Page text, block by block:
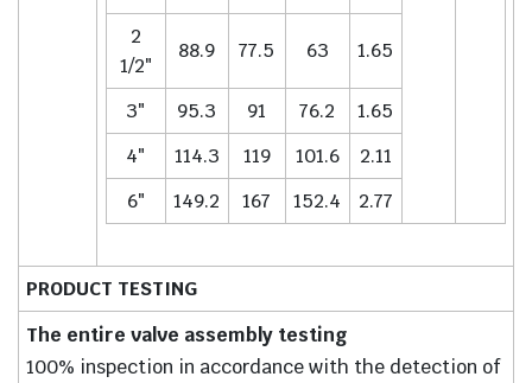
2
1/2″
88.9 77.5 63 1.65
3″ 95.3 91 76.2
1.65
4″
114.3 119 101.6
2.11
6″
149.2 167 152.4 2.77
PRODUCT TESTING
The entire valve assembly testing
100% inspection in accordance with the detection of